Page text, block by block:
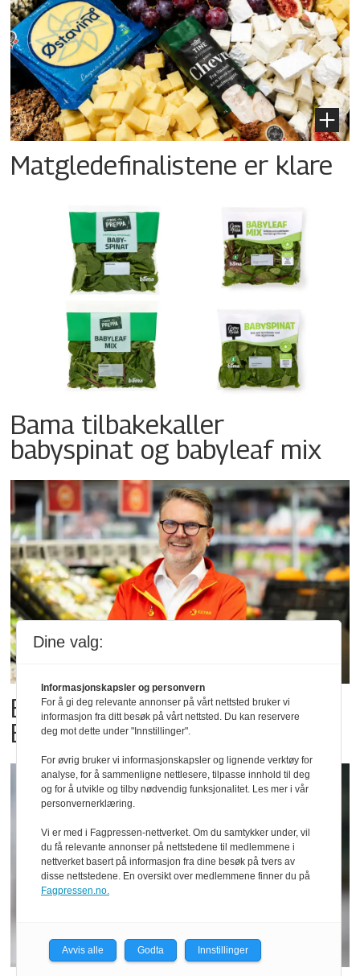
Matgledefinalistene er klare
Bama tilbakekaller
babyspinat og babyleaf mix
Billigbonanza da Norge slo
Elfenbenkysten
Dine valg:
Informasjonskapsler og personvern
For å gi deg relevante annonser på vårt nettsted bruker vi
informasjon fra ditt besøk på vårt nettsted. Du kan reservere
deg mot dette under "Innstillinger".
For øvrig bruker vi informasjonskapsler og lignende verktøy for
analyse, for å sammenligne nettlesere, tilpasse innhold til deg
og for å utvikle og tilby nødvendig funksjonalitet. Les mer i vår
personvernerklæring.
Vi er med i Fagpressen-nettverket. Om du samtykker under, vil
du få relevante annonser på nettstedene til medlemmene i
nettverket basert på informasjon fra dine besøk på tvers av
disse nettstedene. En oversikt over medlemmene finner du på
Fagpressen.no.
Avvis alle Godta Innstillinger